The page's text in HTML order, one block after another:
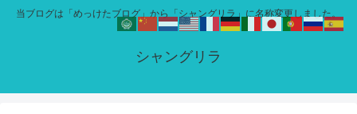
当ブログは「めっけたブログ」から「シャングリラ」に名称変更しました。
シャングリラ